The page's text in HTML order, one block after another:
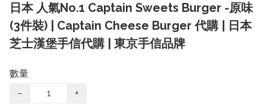
日本 人氣No.1 Captain Sweets Burger -原味
(3件裝) | Captain Cheese Burger 代購 | 日本
芝士漢堡手信代購 | 東京手信品牌
數量
−
+